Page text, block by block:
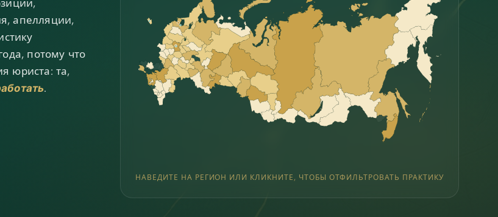
апелляции,
потому что
юриста: та,
.
НАВЕДИТЕ НА РЕГИОН ИЛИ КЛИКНИТЕ, ЧТОБЫ ОТФИЛЬТРОВАТЬ ПРАКТИКУ